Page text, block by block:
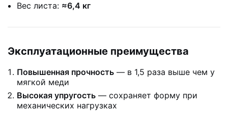
Вес листа: ≈6,4 кг
Эксплуатационные преимущества
Повышенная прочность — в 1,5 раза выше чем у
мягкой меди
Высокая упругость — сохраняет форму при
механических нагрузках